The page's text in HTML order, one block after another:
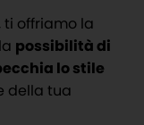
ti offriamo la
possibilità di
lo stile
della tua